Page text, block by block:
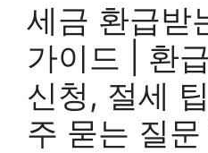
세금 환급받
가이드 | 환
신청, 절세
주 묻는 질